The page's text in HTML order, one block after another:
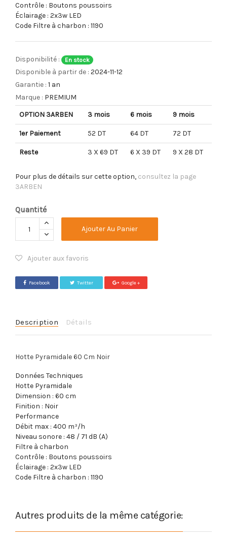
Contrôle : Boutons poussoirs
Éclairage : 2x3w LED
Code Filtre à charbon : 1190
Disponibilité : En stock
Disponible à partir de : 2024-11-12
Garantie : 1 an
Marque : PREMIUM
OPTION 3ARBEN
3 mois 6 mois 9 mois
1er Paiement 52 DT 64 DT 72 DT
Reste 3 X 69 DT 6 X 39 DT 9 X 28 DT
Pour plus de détails sur cette option, consultez la page
3ARBEN
Quantité
Ajouter Au Panier
Ajouter aux favoris
Facebook Twitter Google +
Description Détails
Hotte Pyramidale 60 Cm Noir
Données Techniques
Hotte Pyramidale
Dimension : 60 cm
Finition : Noir
Performance
Débit max : 400 m³/h
Niveau sonore : 48 / 71 dB (A)
Filtre à charbon
Contrôle : Boutons poussoirs
Éclairage : 2x3w LED
Code Filtre à charbon : 1190
Autres produits de la même catégorie: